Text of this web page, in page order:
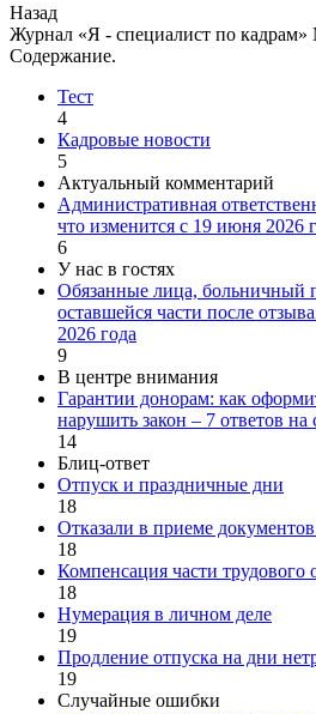
Назад
Журнал «Я - специалист по
Содержание.
Тест
4
Кадровые новости
5
Актуальный комментарий
Административная
что изменится с 19 июня 2026
6
У нас в гостях
Обязанные лица, больничный
оставшейся части после
2026 года
9
В центре внимания
Гарантии донорам: как
нарушить закон – 7 ответов
14
Блиц-ответ
Отпуск и праздничные дни
18
Отказали в приеме
18
Компенсация части трудового
18
Нумерация в личном деле
19
Продление отпуска на дни
19
Случайные ошибки